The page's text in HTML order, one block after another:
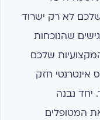
לא רק ישרוד
שהנוכחות
שלכם
אינטרנטי חזק
יחד נבנה
המטופלים